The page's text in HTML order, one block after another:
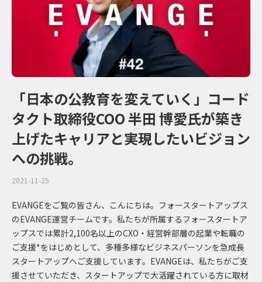
「日本の公教育を変えていく」コード
タクト取締役COO 半田 博愛氏が築き
上げたキャリアと実現したいビジョン
への挑戦。
2021-11-25
EVANGEをご覧の皆さん、こんにちは。フォースタートアップス
のEVANGE運営チームです。私たちが所属するフォースタートア
ップスでは累計2,100名以上のCXO・経営幹部層の起業や転職の
ご支援*をはじめとして、多種多様なビジネスパーソンを急成長
スタートアップへご支援しています。EVANGEは、私たちがご支
援させていただき、スタートアップで大活躍されている方に取材